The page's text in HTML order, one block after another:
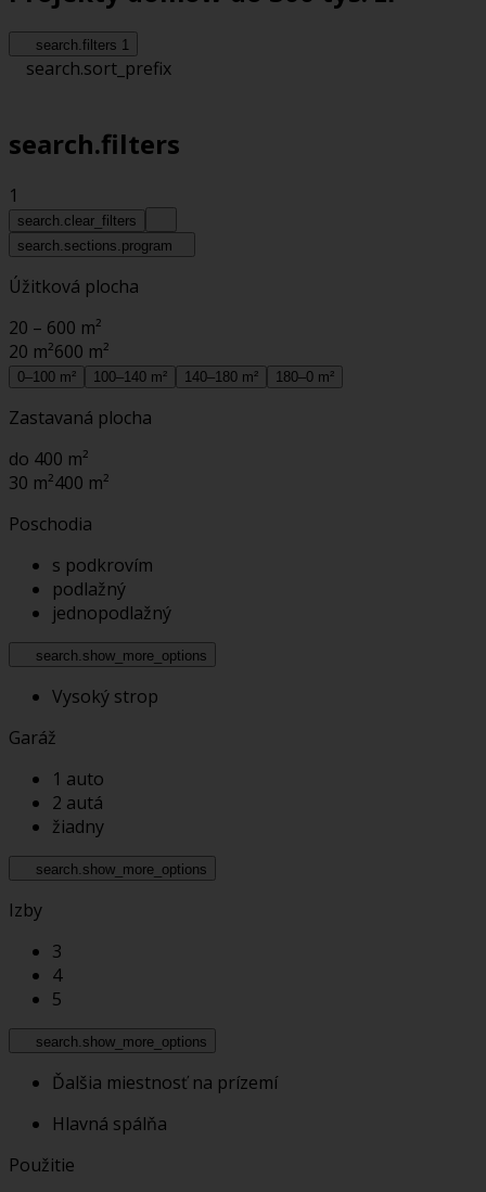
search.filters 1
search.sort_prefix
search.filters
1
search.clear_filters
search.sections.program
Úžitková plocha
20 – 600 m²
20 m²600 m²
0–100 m² 100–140 m² 140–180 m² 180–0 m²
Zastavaná plocha
do 400 m²
30 m²400 m²
Poschodia
s podkrovím
podlažný
jednopodlažný
search.show_more_options
Vysoký strop
Garáž
1 auto
2 autá
žiadny
search.show_more_options
Izby
3
4
5
search.show_more_options
Ďalšia miestnosť na prízemí
Hlavná spálňa
Použitie